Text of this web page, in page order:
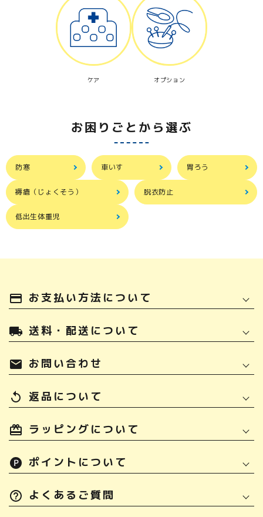
ケア オプション
お困りごとから選ぶ
防寒 車いす 胃ろう
褥瘡（じょくそう） 脱衣防止
低出生体重児
payment お支払い方法について
local_shipping 送料・配送について
mail お問い合わせ
replay 返品について
ラッピングについて
ポイントについて
よくあるご質問